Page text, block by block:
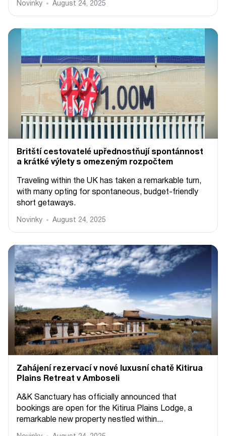
Novinky August 24, 2025
Britští cestovatelé upřednostňují spontánnost
a krátké výlety s omezeným rozpočtem
Traveling within the UK has taken a remarkable turn,
with many opting for spontaneous, budget-friendly
short getaways.
Novinky August 24, 2025
Zahájení rezervací v nové luxusní chatě Kitirua
Plains Retreat v Amboseli
A&K Sanctuary has officially announced that
bookings are open for the Kitirua Plains Lodge, a
remarkable new property nestled within...